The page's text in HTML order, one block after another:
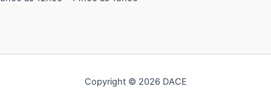
Copyright © 2026 DACE